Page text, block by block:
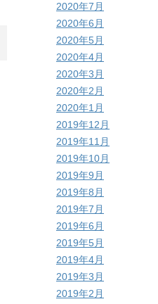
2020年7月
2020年6月
2020年5月
2020年4月
2020年3月
2020年2月
2020年1月
2019年12月
2019年11月
2019年10月
2019年9月
2019年8月
2019年7月
2019年6月
2019年5月
2019年4月
2019年3月
2019年2月